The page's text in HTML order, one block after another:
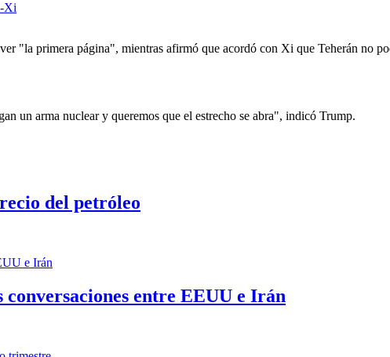
Xi
"la primera página", mientras afirmó que acordó con Xi que Teherán no
un arma nuclear y queremos que el estrecho se abra", indicó Trump.
del petróleo
entre EEUU e Irán